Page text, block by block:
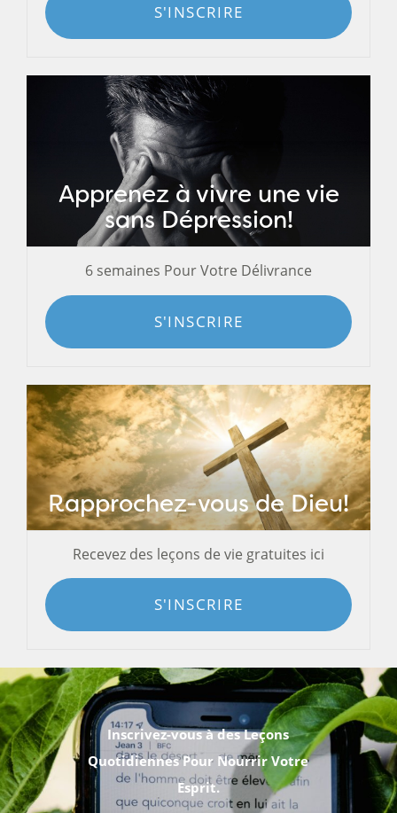
S'INSCRIRE
Apprenez à vivre une vie
sans Dépression!
6 semaines Pour Votre Délivrance
S'INSCRIRE
Rapprochez-vous de Dieu!
Recevez des leçons de vie gratuites ici
S'INSCRIRE
Inscrivez-vous à des Leçons
Quotidiennes Pour Nourrir Votre
Esprit.